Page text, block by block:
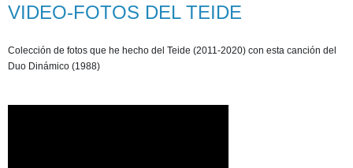
VIDEO-FOTOS DEL TEIDE
Colección de fotos que he hecho del Teide (2011-2020) con esta canción del
Duo Dinámico (1988)